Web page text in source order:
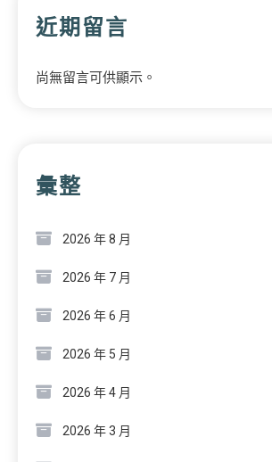
近期留言
尚無留言可供顯示。
彙整
2026 年 8 月
2026 年 7 月
2026 年 6 月
2026 年 5 月
2026 年 4 月
2026 年 3 月